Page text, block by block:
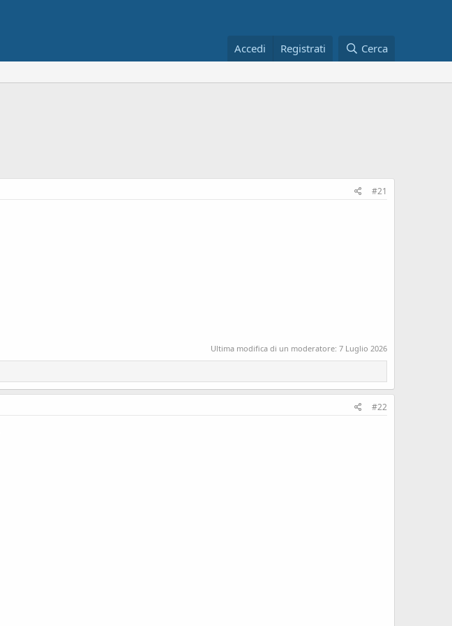
Accedi Registrati Cerca
#21
Ultima modifica di un moderatore: 7 Luglio 2026
#22